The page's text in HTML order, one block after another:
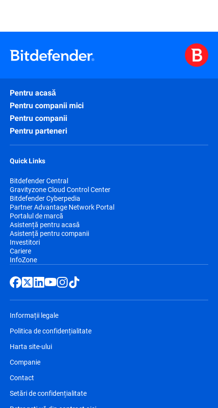
Pentru acasă
Pentru companii mici
Pentru companii
Pentru parteneri
Quick Links
Bitdefender Central
Gravityzone Cloud Control Center
Bitdefender Cyberpedia
Partner Advantage Network Portal
Portalul de marcă
Asistență pentru acasă
Asistență pentru companii
Investitori
Cariere
InfoZone
Informații legale
Politica de confidențialitate
Harta site-ului
Companie
Contact
Setări de confidențialitate